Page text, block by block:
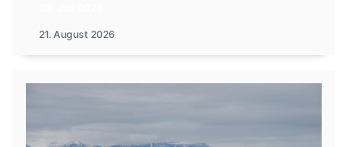
21. August 2026